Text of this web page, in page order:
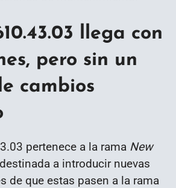
llega con
pero sin un
cambios
pertenece a la rama New
a introducir nuevas
de que estas pasen a la rama